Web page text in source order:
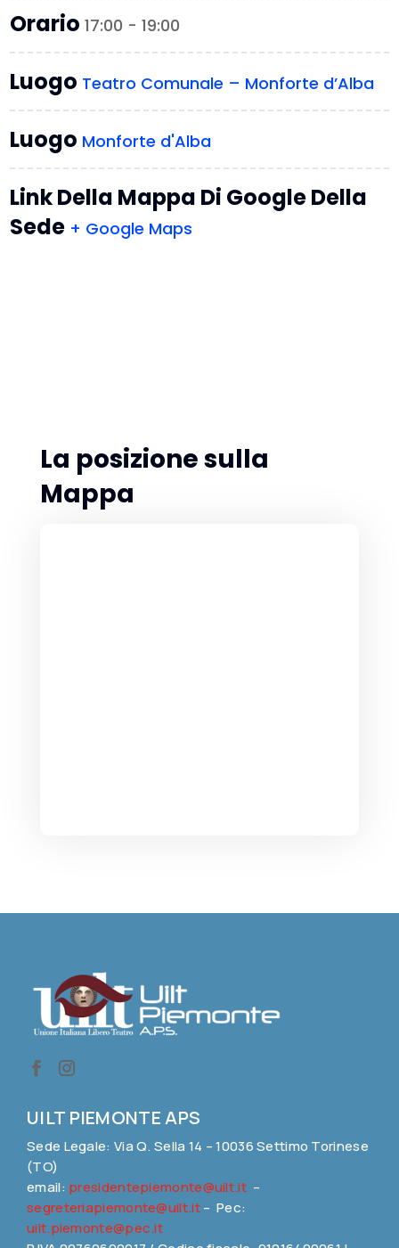
Orario17:00 - 19:00
Luogo Teatro Comunale – Monforte d’Alba
Luogo Monforte d'Alba
Link Della Mappa Di Google Della
Sede + Google Maps
La posizione sulla
Mappa
UILT PIEMONTE APS
Sede Legale: Via Q. Sella 14 – 10036 Settimo Torinese
(TO)
email: presidentepiemonte@uilt.it–
segreteriapiemonte@uilt.it– Pec:
uilt.piemonte@pec.it